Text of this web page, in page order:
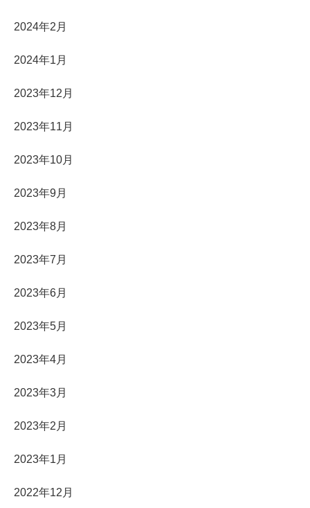
2024年2月
2024年1月
2023年12月
2023年11月
2023年10月
2023年9月
2023年8月
2023年7月
2023年6月
2023年5月
2023年4月
2023年3月
2023年2月
2023年1月
2022年12月